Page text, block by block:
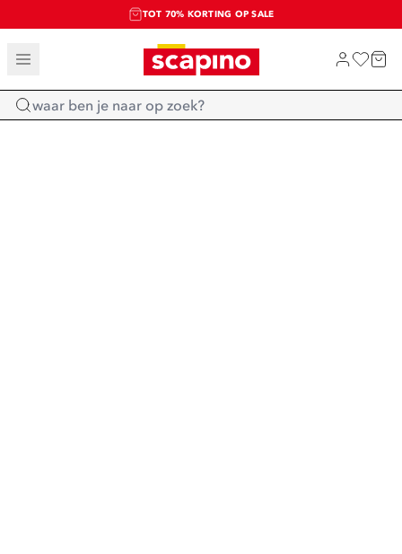
TOT 70% KORTING OP SALE
SALE: LAATSTE KANS!
SHOP NIEUW
Home